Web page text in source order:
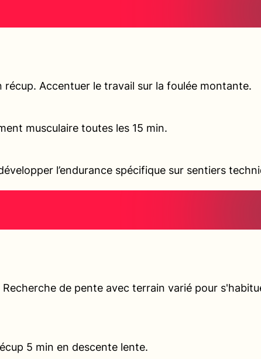
récup. Accentuer le travail sur la foulée montante.
musculaire toutes les 15 min.
l’endurance spécifique sur sentiers
de pente avec terrain varié pour
5 min en descente lente.